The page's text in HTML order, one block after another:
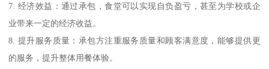
7. 经济效益：通过承包，食堂可以实现自负盈亏，甚至为学校或企
业带来一定的经济收益。
8. 提升服务质量：承包方注重服务质量和顾客满意度，能够提供更
的服务，提升整体用餐体验。